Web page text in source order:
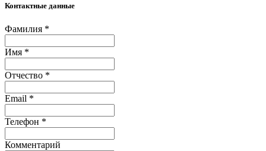
Контактные данные
Фамилия *
Имя *
Отчество *
Email *
Телефон *
Комментарий